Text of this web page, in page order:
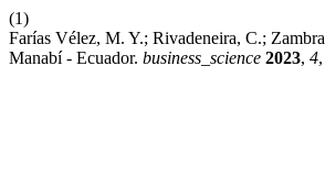
(1)
Farías Vélez, M. Y.; Rivadeneira, C.;
Manabí - Ecuador. business_science 2023, 4